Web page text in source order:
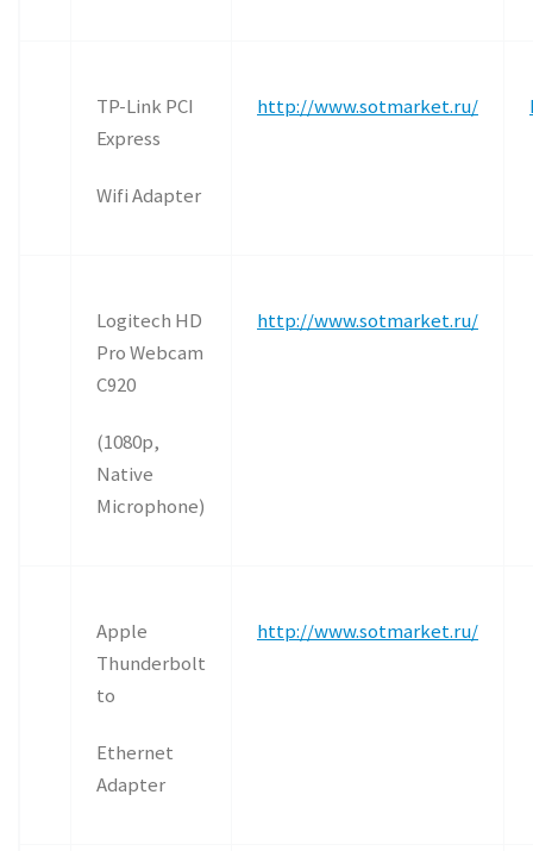
TP-Link PCI
Express
Wifi Adapter
http://www.sotmarket.ru/
Logitech HD
Pro Webcam
C920
(1080p,
Native
Microphone)
http://www.sotmarket.ru/
Apple
Thunderbolt
to
Ethernet
Adapter
http://www.sotmarket.ru/